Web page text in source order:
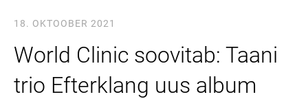
18. OKTOOBER 2021
World Clinic soovitab: Taani
trio Efterklang uus album